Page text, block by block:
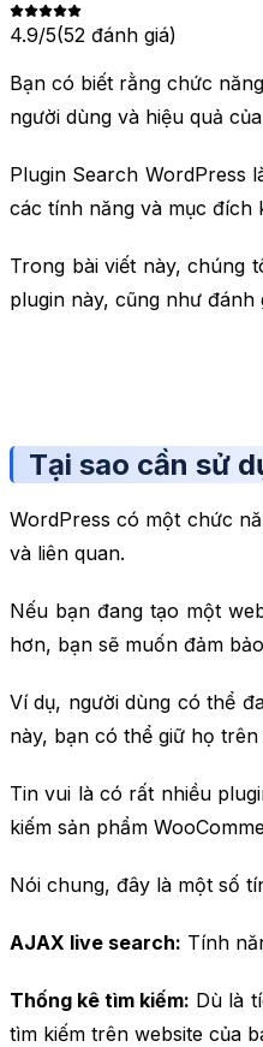
4.9/5(52 đánh giá)
Bạn có biết rằng chức
người dùng và hiệu quả
Plugin Search WordPress
các tính năng và mục đích
Trong bài viết này, chúng
plugin này, cũng như
Tại sao cần sử
WordPress có một chức
và liên quan.
Nếu bạn đang tạo một
hơn, bạn sẽ muốn đảm
Ví dụ, người dùng có thể
này, bạn có thể giữ họ
Tin vui là có rất nhiều
kiếm sản phẩm
Nói chung, đây là một số
AJAX live search: Tính
Thống kê tìm kiếm: Dù là
tìm kiếm trên website của